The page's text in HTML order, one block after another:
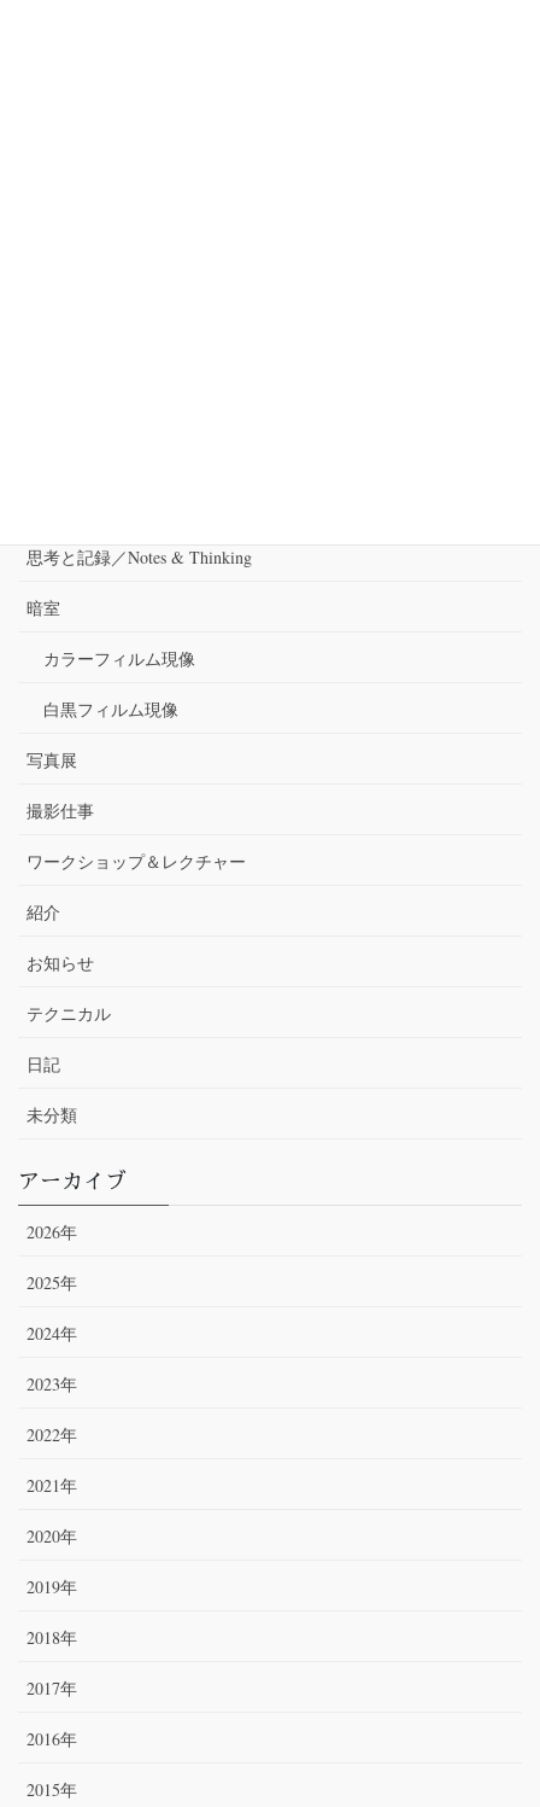
思考と記録／Notes & Thinking
暗室
カラーフィルム現像
白黒フィルム現像
写真展
撮影仕事
ワークショップ＆レクチャー
紹介
お知らせ
テクニカル
日記
未分類
アーカイブ
2026年
2025年
2024年
2023年
2022年
2021年
2020年
2019年
2018年
2017年
2016年
2015年